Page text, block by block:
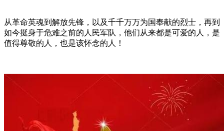
从革命英魂到解放先锋，以及千千万万为国奉献的烈士，再到
如今挺身于危难之前的人民军队，他们从来都是可爱的人，是
值得尊敬的人，也是该怀念的人！